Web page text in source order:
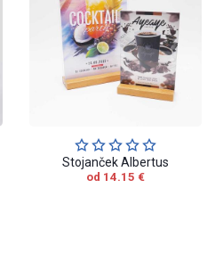
Stojanček Albertus
od 14.15 €